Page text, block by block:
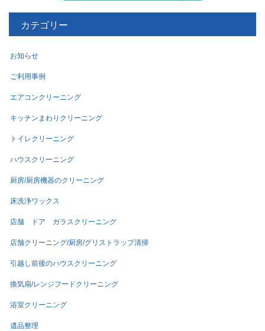
カテゴリー
お知らせ
ご利用事例
エアコンクリーニング
キッチンまわりクリーニング
トイレクリーニング
ハウスクリーニング
厨房/厨房機器のクリーニング
床洗浄ワックス
店舗 ドア ガラスクリーニング
店舗クリーニング/厨房/グリストラップ清掃
引越し前後のハウスクリーニング
換気扇/レンジフードクリーニング
浴室クリーニング
遺品整理